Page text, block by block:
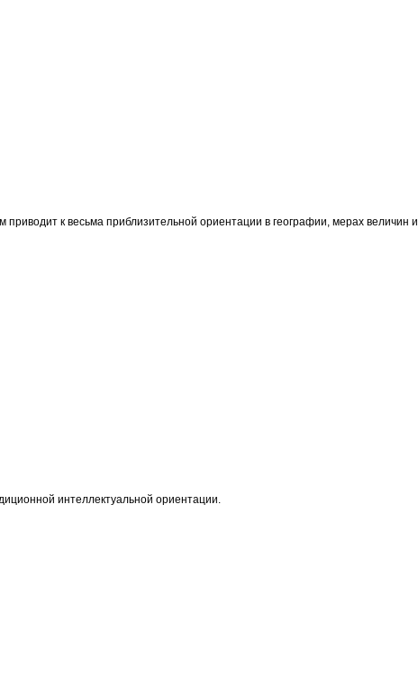
приводит к весьма приблизительной ориентации в географии, мерах величин и
интеллектуальной ориентации.